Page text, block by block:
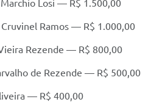
Losi — R$ 1.500,00
Ramos — R$ 1.000,00
Rezende — R$ 800,00
de Rezende — R$ 500,00
— R$ 400,00